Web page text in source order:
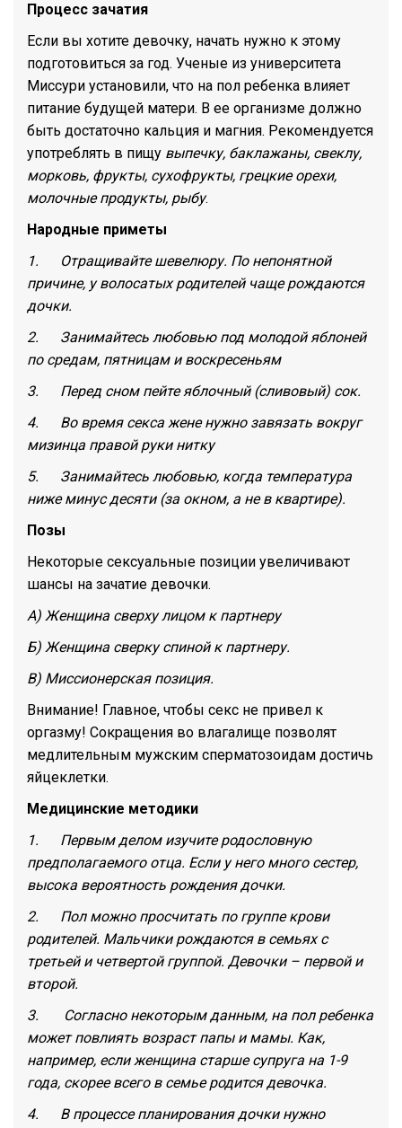
Процесс зачатия
Если вы хотите девочку, начать нужно к этому
подготовиться за год. Ученые из университета
Миссури установили, что на пол ребенка влияет
питание будущей матери. В ее организме должно
быть достаточно кальция и магния. Рекомендуется
употреблять в пищу выпечку, баклажаны, свеклу,
морковь, фрукты, сухофрукты, грецкие орехи,
молочные продукты, рыбу.
Народные приметы
1. Отращивайте шевелюру. По непонятной
причине, у волосатых родителей чаще рождаются
дочки.
2. Занимайтесь любовью под молодой яблоней
по средам, пятницам и воскресеньям
3. Перед сном пейте яблочный (сливовый) сок.
4. Во время секса жене нужно завязать вокруг
мизинца правой руки нитку
5. Занимайтесь любовью, когда температура
ниже минус десяти (за окном, а не в квартире).
Позы
Некоторые сексуальные позиции увеличивают
шансы на зачатие девочки.
А) Женщина сверху лицом к партнеру
Б) Женщина сверку спиной к партнеру.
В) Миссионерская позиция.
Внимание! Главное, чтобы секс не привел к
оргазму! Сокращения во влагалище позволят
медлительным мужским сперматозоидам достичь
яйцеклетки.
Медицинские методики
1. Первым делом изучите родословную
предполагаемого отца. Если у него много сестер,
высока вероятность рождения дочки.
2. Пол можно просчитать по группе крови
родителей. Мальчики рождаются в семьях с
третьей и четвертой группой. Девочки – первой и
второй.
3. Согласно некоторым данным, на пол ребенка
может повлиять возраст папы и мамы. Как,
например, если женщина старше супруга на 1-9
года, скорее всего в семье родится девочка.
4. В процессе планирования дочки нужно